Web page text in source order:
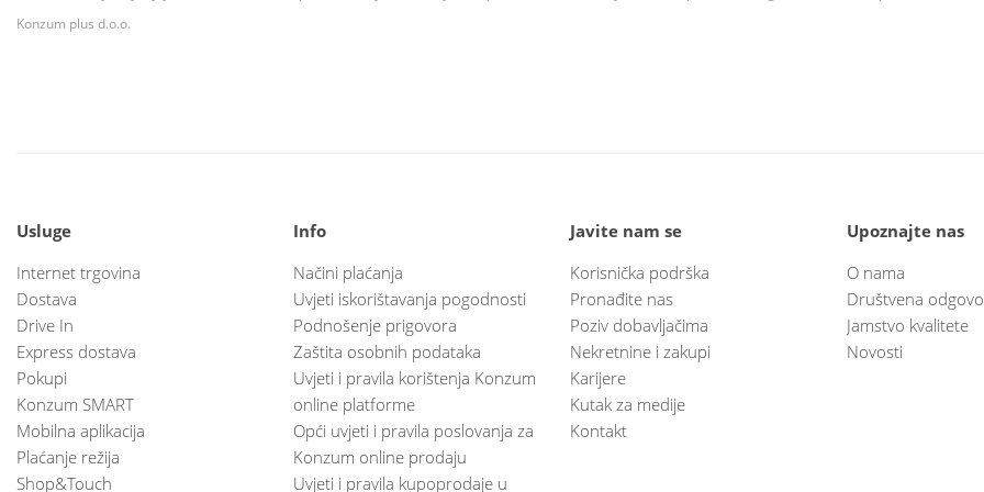
Konzum plus d.o.o.
Usluge
Internet trgovina
Dostava
Drive In
Express dostava
Pokupi
Konzum SMART
Mobilna aplikacija
Plaćanje režija
Shop&Touch
Info
Načini plaćanja
Uvjeti iskorištavanja pogodnosti
Podnošenje prigovora
Zaštita osobnih podataka
Uvjeti i pravila korištenja Konzum
online platforme
Opći uvjeti i pravila poslovanja za
Konzum online prodaju
Uvjeti i pravila kupoprodaje u
Javite nam se
Korisnička podrška
Pronađite nas
Poziv dobavljačima
Nekretnine i zakupi
Karijere
Kutak za medije
Kontakt
Upoznajte nas
O nama
Društvena
Jamstvo kvalitete
Novosti